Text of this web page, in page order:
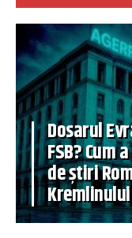
Dosarul
FSB? Cum
de știri
Kremlinului